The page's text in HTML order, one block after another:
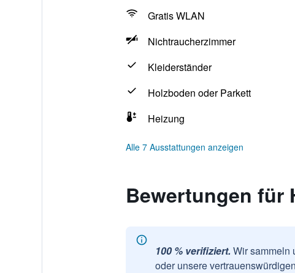
Gratis WLAN
Nichtraucherzimmer
Kleiderständer
Holzboden oder Parkett
Heizung
Alle 7 Ausstattungen anzeigen
Bewertungen für
100 % verifiziert. Wir sammeln
oder unsere